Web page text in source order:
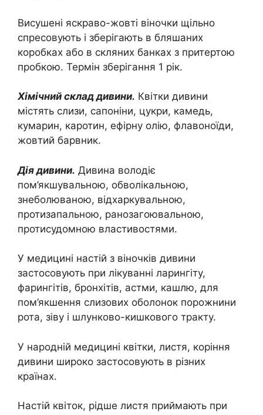
Висушені яскраво-жовті віночки щільно
спресовують і зберігають в бляшаних
коробках або в скляних банках з притертою
пробкою. Термін зберігання 1 рік.
Хімічний склад дивини. Квітки дивини
містять слизи, сапоніни, цукри, камедь,
кумарин, каротин, ефірну олію, флавоноїди,
жовтий барвник.
Дія дивини. Дивина володіє
пом’якшувальною, обволікальною,
знеболюваною, відхаркувальною,
протизапальною, ранозагоювальною,
протисудомною властивостями.
У медицині настій з віночків дивини
застосовують при лікуванні ларингіту,
фарингітів, бронхітів, астми, кашлю, для
пом’якшення слизових оболонок порожнини
рота, зіву і шлунково-кишкового тракту.
У народній медицині квітки, листя, коріння
дивини широко застосовують в різних
країнах.
Настій квіток, рідше листя приймають при